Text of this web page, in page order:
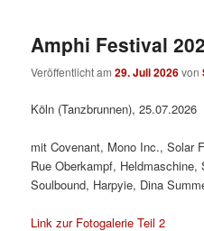
Amphi Festival
Veröffentlicht am29. Juli 2026von
Köln (Tanzbrunnen), 25.07.2026
mit Covenant, Mono Inc., Solar
Rue Oberkampf, Heldmaschine,
Soulbound, Harpyie, Dina
Link zur Fotogalerie Teil 2